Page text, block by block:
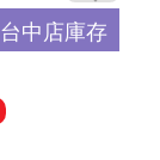
台中店庫存